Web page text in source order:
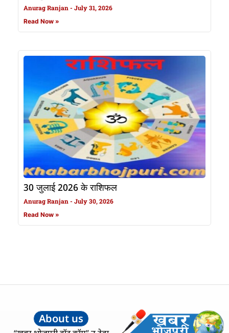
Anurag Ranjan July 31, 2026
Read Now »
30 जुलाई 2026 के राशिफल
Anurag Ranjan July 30, 2026
Read Now »
About us